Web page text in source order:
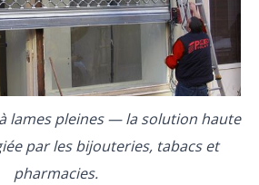
lames pleines — la solution haute
par les bijouteries, tabacs et
pharmacies.